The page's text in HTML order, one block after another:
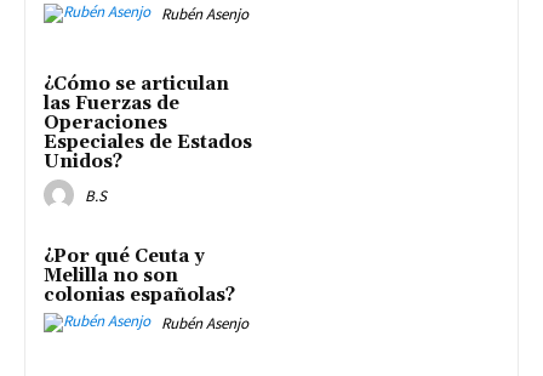
Rubén Asenjo
¿Cómo se articulan
las Fuerzas de
Operaciones
Especiales de Estados
Unidos?
B.S
¿Por qué Ceuta y
Melilla no son
colonias españolas?
Rubén Asenjo